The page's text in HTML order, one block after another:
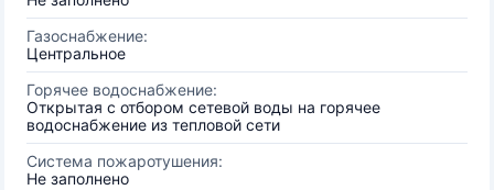
Газоснабжение:
Центральное
Горячее водоснабжение:
Открытая с отбором сетевой воды на горячее
водоснабжение из тепловой сети
Система пожаротушения:
Не заполнено